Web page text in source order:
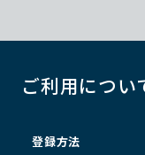
ご利用につい
登録方法